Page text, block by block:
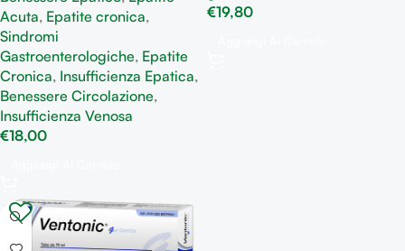
Acuta, Epatite cronica,
Sindromi
Gastroenterologiche, Epatite
Cronica, Insufficienza Epatica,
Benessere Circolazione,
Insufficienza Venosa
€18,00
€19,80